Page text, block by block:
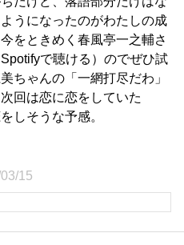
うになったのがわたしの成
をときめく春風亭一之輔さ
で聴ける）のでぜひ試
ちゃんの「一網打尽だわ」
回は恋に恋をしていた
しそうな予感。
15